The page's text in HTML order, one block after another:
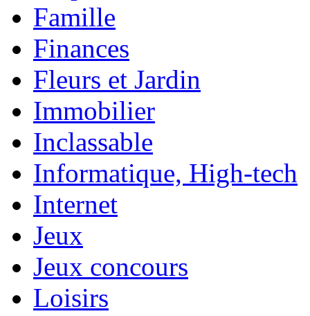
Famille
Finances
Fleurs et Jardin
Immobilier
Inclassable
Informatique, High-tech
Internet
Jeux
Jeux concours
Loisirs